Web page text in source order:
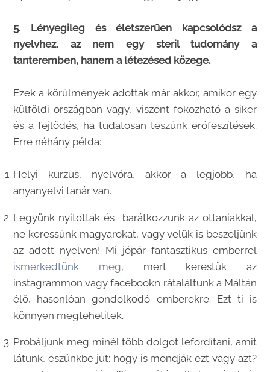
5. Lényegileg és életszerűen kapcsolódsz a
nyelvhez, az nem egy steril tudomány a
tanteremben, hanem a létezésed közege.
Ezek a körülmények adottak már akkor, amikor egy
külföldi országban vagy, viszont fokozható a siker
és a fejlődés, ha tudatosan teszünk erőfeszítések.
Erre néhány példa:
Helyi kurzus, nyelvóra, akkor a legjobb, ha
anyanyelvi tanár van.
Legyünk nyitottak és barátkozzunk az ottaniakkal,
ne keressünk magyarokat, vagy velük is beszéljünk
az adott nyelven! Mi jópár fantasztikus emberrel
ismerkedtünk meg, mert kerestük az
instagrammon vagy facebookn rátaláltunk a Máltán
élő, hasonlóan gondolkodó emberekre. Ezt ti is
könnyen megtehetitek.
Próbáljunk meg minél több dolgot lefordítani, amit
látunk, eszünkbe jut: hogy is mondják ezt vagy azt?